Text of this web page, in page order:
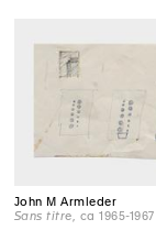
John M Armleder
Sans titre , ca 1965-1967